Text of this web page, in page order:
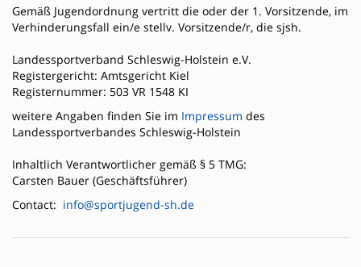
Gemäß Jugendordnung vertritt die oder der 1. Vorsitzende, im
Verhinderungsfall ein/e stellv. Vorsitzende/r, die sjsh.
Landessportverband Schleswig-Holstein e.V.
Registergericht: Amtsgericht Kiel
Registernummer: 503 VR 1548 KI
weitere Angaben finden Sie im Impressum des
Landessportverbandes Schleswig-Holstein
Inhaltlich Verantwortlicher gemäß § 5 TMG:
Carsten Bauer (Geschäftsführer)
Contact: info@sportjugend-sh.de